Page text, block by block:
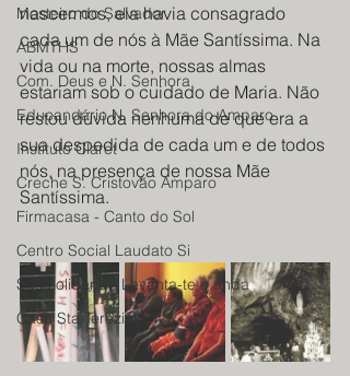
Mosteiro do Salvador
ABMTHS
Com. Deus e N. Senhora
Educandário N. Senhora do Amparo
Instituto Claret
Creche S. Cristovão Amparo
Firmacasa - Canto do Sol
Centro Social Laudato Si
Sou solidário - Levanta-te e anda
Casa Sta Terezinha
nascermos, ela havia consagrado
cada um de nós à Mãe Santíssima. Na
vida ou na morte, nossas almas
estariam sob o cuidado de Maria. Não
restou dúvida nenhuma de que era a
sua despedida de cada um e de todos
nós, na presença de nossa Mãe
Santíssima.